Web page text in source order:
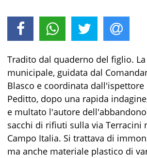
Tradito dal quaderno del figlio. La
municipale, guidata dal
Blasco e coordinata dall'ispettore
Peditto, dopo una rapida
e multato l'autore
sacchi di rifiuti sulla via Terracini
Campo Italia. Si trattava di
ma anche materiale plastico di